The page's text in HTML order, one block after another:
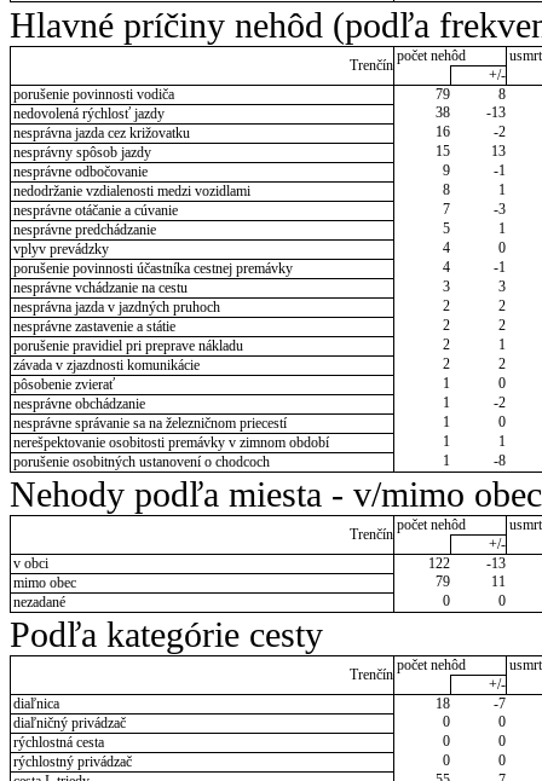
Hlavné príčiny nehôd (podľa
Trenčín
počet nehôd
+/-
porušenie povinnosti vodiča
79
8
nedovolená rýchlosť jazdy
38
-13
nesprávna jazda cez križovatku
16
-2
nesprávny spôsob jazdy
15
13
nesprávne odbočovanie
9
-1
nedodržanie vzdialenosti medzi vozidlami
8
1
nesprávne otáčanie a cúvanie
7
-3
nesprávne predchádzanie
5
1
vplyv prevádzky
4
0
porušenie povinnosti účastníka cestnej premávky
4
-1
nesprávne vchádzanie na cestu
3
3
nesprávna jazda v jazdných pruhoch
2
2
nesprávne zastavenie a státie
2
2
porušenie pravidiel pri preprave nákladu
2
1
závada v zjazdnosti komunikácie
2
2
pôsobenie zvierať
1
0
nesprávne obchádzanie
1
-2
nesprávne správanie sa na železničnom priecestí
1
0
nerešpektovanie osobitosti premávky v zimnom období
1
1
porušenie osobitných ustanovení o chodcoch
1 -8
Nehody podľa miesta - v/mimo obec
Trenčín
počet nehôd
+/-
v obci
122
-13
mimo obec
79
11
nezadané
0 0
Podľa kategórie cesty
Trenčín
počet nehôd
+/-
diaľnica
18
-7
diaľničný privádzač
0
0
rýchlostná cesta
0
0
rýchlostný privádzač
0
0